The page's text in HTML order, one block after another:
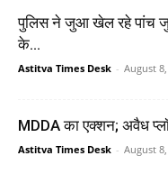
पुलिस ने जुआ खेल रहे पांच
के...
Astitva Times Desk - August
MDDA का एक्शन; अवैध
Astitva Times Desk - August